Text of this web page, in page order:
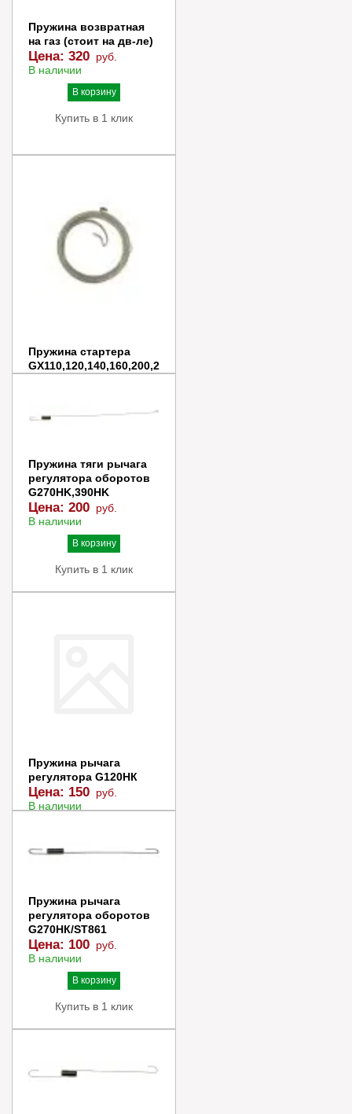
Пружина возвратная
на газ (стоит на дв-ле)
Цена: 320 руб.
В наличии
В корзину
Купить в 1 клик
Пружина стартера
GX110,120,140,160,200,2
Пружина тяги рычага
регулятора оборотов
G270HK,390HK
Цена: 200 руб.
В наличии
В корзину
Купить в 1 клик
Пружина рычага
регулятора G120НК
Цена: 150 руб.
В наличии
Купить в 1 клик
Пружина рычага
регулятора оборотов
G270НК/ST861
Цена: 100 руб.
В наличии
В корзину
Купить в 1 клик